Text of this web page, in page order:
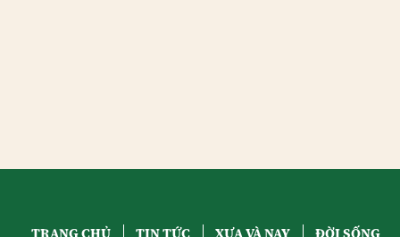
TRANG CHỦ TIN TỨC XƯA VÀ NAY ĐỜI SỐNG